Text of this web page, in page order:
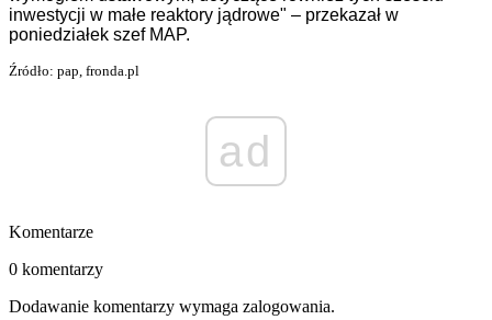
inwestycji w małe reaktory jądrowe" – przekazał w
poniedziałek szef MAP.
Źródło: pap, fronda.pl
ad
Komentarze
0 komentarzy
Dodawanie komentarzy wymaga zalogowania.